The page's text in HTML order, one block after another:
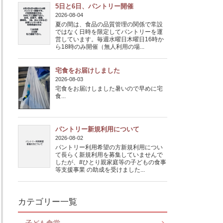
5日と6日、パントリー開催
2026-08-04
夏の間は、食品の品質管理の関係で常設
ではなく日時を限定してパントリーを運
営しています。毎週水曜日木曜日16時か
ら18時のみ開催（無人利用の場...
宅食をお届けしました
2026-08-03
宅食をお届けしました暑いので早めに宅
食...
パントリー新規利用について
2026-08-02
パントリー利用希望の方新規利用につい
て長らく新規利用を募集していませんで
したが、#ひとり親家庭等の子どもの食事
等支援事業 の助成を受けました...
カテゴリー一覧